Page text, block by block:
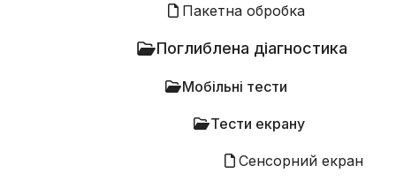
Пакетна обробка
Поглиблена діагностика
Мобільні тести
Тести екрану
Сенсорний екран